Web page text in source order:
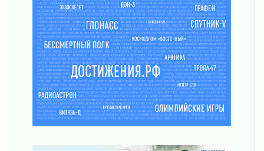
В Ленобласти открылась экспозиция к 150-
летию Билибина
01 августа 2026
Лето без гаджетов
01 августа 2026
Болезнь девственниц и вампиров
01 августа 2026
Безмолвный крик о помощи
01 августа 2026